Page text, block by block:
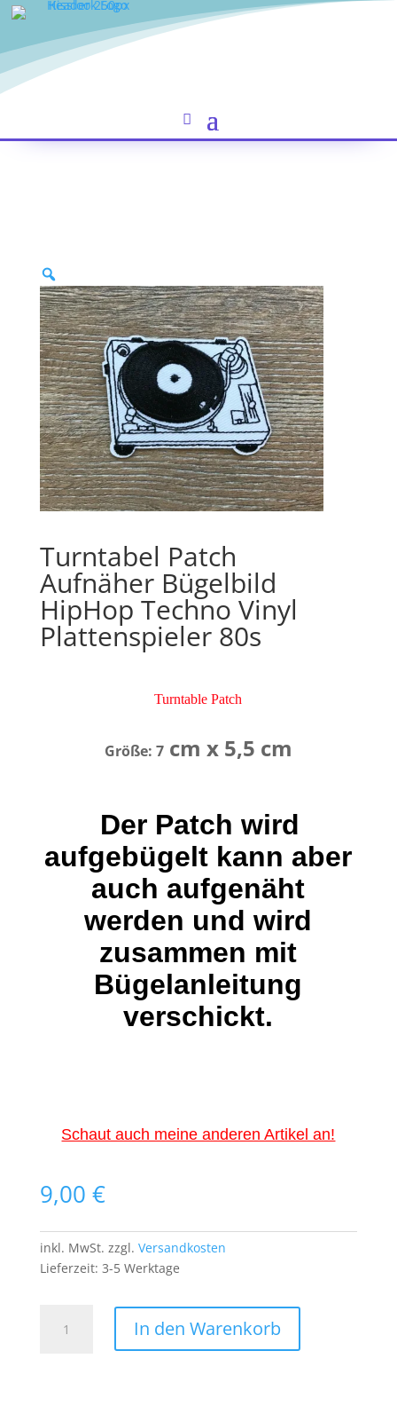
Turntabel Patch
Aufnäher Bügelbild
HipHop Techno Vinyl
Plattenspieler 80s
Turntable Patch
Größe: 7cm x 5,5 cm
Der Patch wird
aufgebügelt kann aber
auch aufgenäht
werden und wird
zusammen mit
Bügelanleitung
verschickt.
Schaut auch meine anderen Artikel an!
9,00 €
inkl. MwSt. zzgl. Versandkosten
Lieferzeit: 3-5 Werktage
Patch
In den Warenkorb